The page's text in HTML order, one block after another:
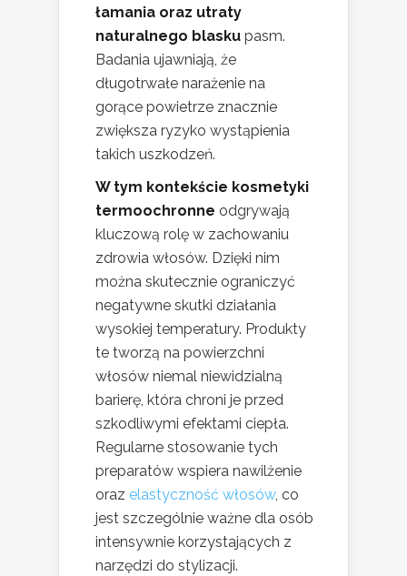
łamania oraz utraty
naturalnego blasku pasm.
Badania ujawniają, że
długotrwałe narażenie na
gorące powietrze znacznie
zwiększa ryzyko wystąpienia
takich uszkodzeń.
W tym kontekście kosmetyki
termoochronne odgrywają
kluczową rolę w zachowaniu
zdrowia włosów. Dzięki nim
można skutecznie ograniczyć
negatywne skutki działania
wysokiej temperatury. Produkty
te tworzą na powierzchni
włosów niemal niewidzialną
barierę, która chroni je przed
szkodliwymi efektami ciepła.
Regularne stosowanie tych
preparatów wspiera nawilżenie
oraz elastyczność włosów, co
jest szczególnie ważne dla osób
intensywnie korzystających z
narzędzi do stylizacji.